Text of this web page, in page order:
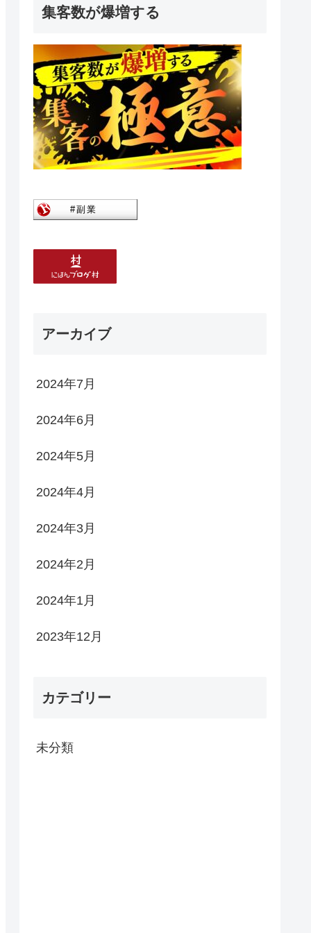
集客数が爆増する
アーカイブ
2024年7月
2024年6月
2024年5月
2024年4月
2024年3月
2024年2月
2024年1月
2023年12月
カテゴリー
未分類